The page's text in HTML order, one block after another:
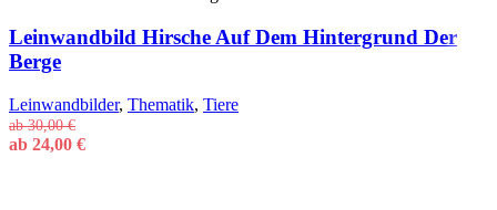
Leinwandbild Hirsche Auf Dem Hintergrund Der
Berge
Leinwandbilder, Thematik, Tiere
ab30,00€
ab 24,00 €